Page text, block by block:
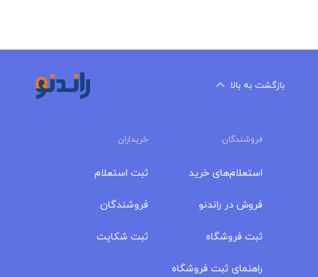
بازگشت به بالا
فروشندگان خریداران
استعلام‌های خرید
فروش در راندنو
ثبت فروشگاه
راهنمای ثبت فروشگاه
ثبت استعلام
فروشندگان
ثبت شکایت